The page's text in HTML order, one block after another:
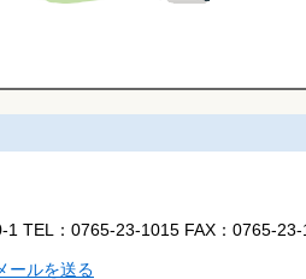
1 TEL： 0765-23-1015 FAX： 0765-23-
ールを送る